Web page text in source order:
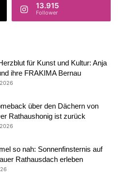
13.915
Follower
für Kunst und Kultur: Anja
ihre FRAKIMA Bernau
über den Dächern von
Rathaushonig ist zurück
so nah: Sonnenfinsternis auf
Rathausdach erleben